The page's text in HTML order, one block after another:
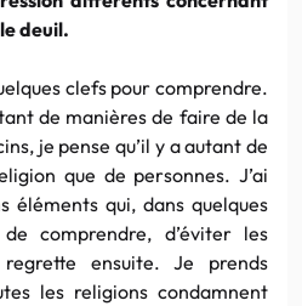
deuil.
clefs pour comprendre.
de manières de faire de la
je pense qu’il y a autant de
que de personnes. J’ai
éléments qui, dans quelques
comprendre, d’éviter les
regrette ensuite. Je prends
les religions condamnent